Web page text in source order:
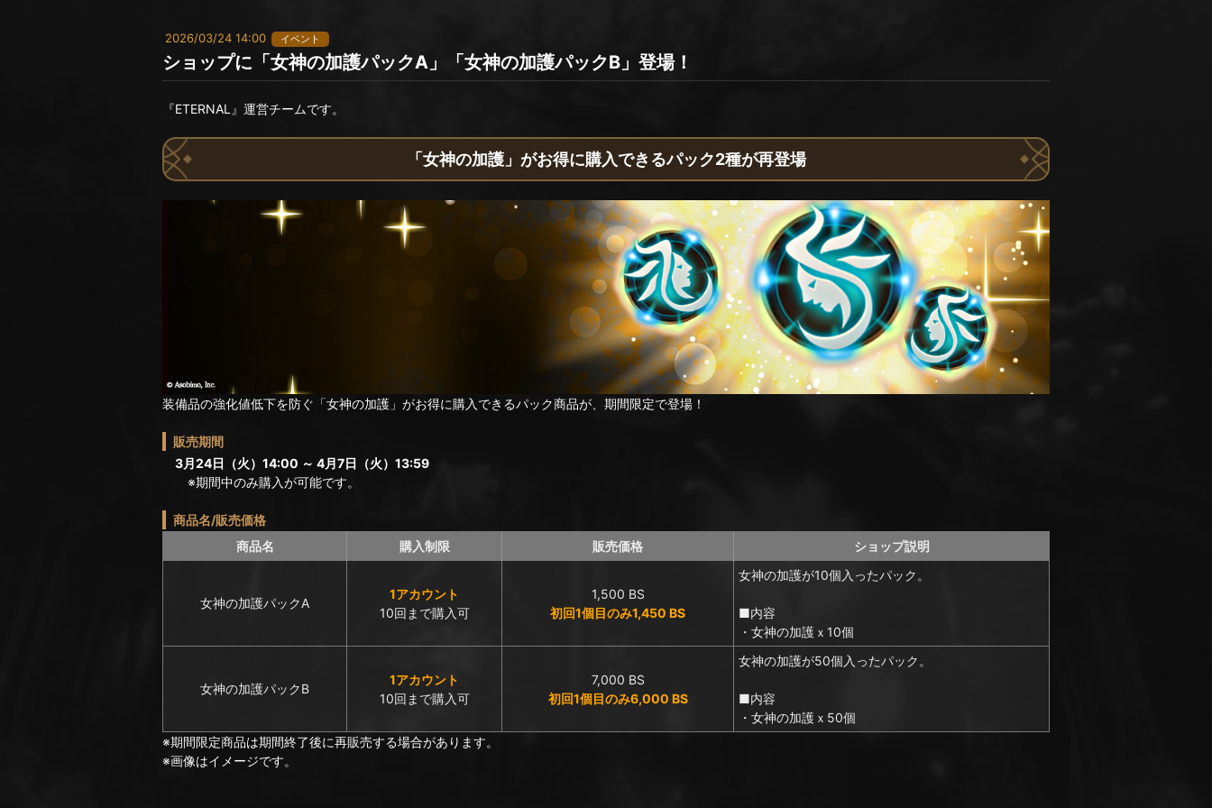
2026/03/24 14:00 イベント
ショップに「女神の加護パックA」「女神の加護パックB」登場！
『ETERNAL』運営チームです。
「女神の加護」がお得に購入できるパック2種が再登場
装備品の強化値低下を防ぐ「女神の加護」がお得に購入できるパック商品が、期間限定で登場！
販売期間
3月24日（火）14:00 ～ 4月7日（火）13:59
※期間中のみ購入が可能です。
商品名/販売価格
商品名
購入制限 販売価格 ショップ説明
女神の加護パックA
1アカウント
10回まで購入可
1,500 BS
初回1個目のみ1,450 BS
女神の加護が10個入ったパック。
■内容
・女神の加護ｘ10個
女神の加護パックB
1アカウント
10回まで購入可
7,000 BS
初回1個目のみ6,000 BS
女神の加護が50個入ったパック。
■内容
・女神の加護ｘ50個
※期間限定商品は期間終了後に再販売する場合があります。
※画像はイメージです。